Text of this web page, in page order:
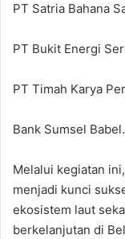
PT Satria Bahana
PT Bukit Energi
PT Timah Karya
Bank Sumsel Babel.
Melalui kegiatan
menjadi kunci
ekosistem laut
berkelanjutan di